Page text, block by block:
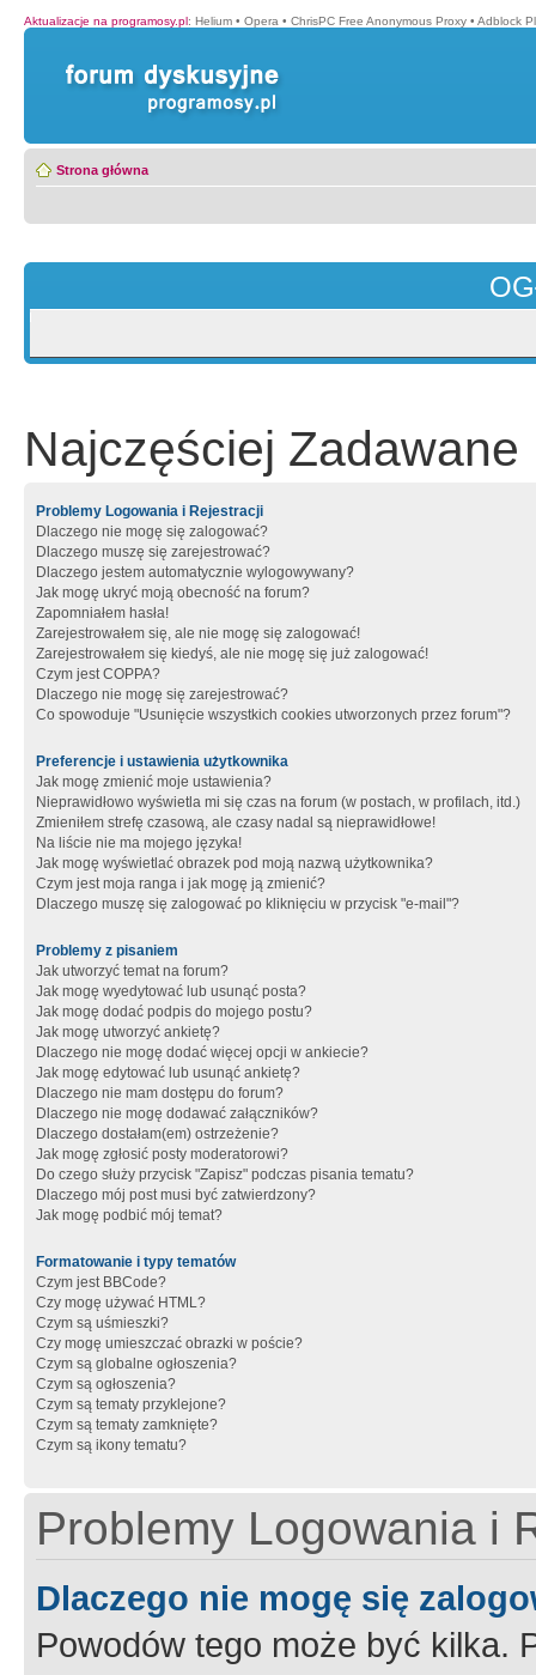
Aktualizacje na programosy.pl: Helium • Opera • ChrisPC Free Anonymous Proxy • Adblock
Strona główna
Najczęściej Zadawane
Problemy Logowania i Rejestracji
Dlaczego nie mogę się zalogować?
Dlaczego muszę się zarejestrować?
Dlaczego jestem automatycznie wylogowywany?
Jak mogę ukryć moją obecność na forum?
Zapomniałem hasła!
Zarejestrowałem się, ale nie mogę się zalogować!
Zarejestrowałem się kiedyś, ale nie mogę się już zalogować!
Czym jest COPPA?
Dlaczego nie mogę się zarejestrować?
Co spowoduje "Usunięcie wszystkich cookies utworzonych przez forum"?
Preferencje i ustawienia użytkownika
Jak mogę zmienić moje ustawienia?
Nieprawidłowo wyświetla mi się czas na forum (w postach, w profilach, itd.)
Zmieniłem strefę czasową, ale czasy nadal są nieprawidłowe!
Na liście nie ma mojego języka!
Jak mogę wyświetlać obrazek pod moją nazwą użytkownika?
Czym jest moja ranga i jak mogę ją zmienić?
Dlaczego muszę się zalogować po kliknięciu w przycisk "e-mail"?
Problemy z pisaniem
Jak utworzyć temat na forum?
Jak mogę wyedytować lub usunąć posta?
Jak mogę dodać podpis do mojego postu?
Jak mogę utworzyć ankietę?
Dlaczego nie mogę dodać więcej opcji w ankiecie?
Jak mogę edytować lub usunąć ankietę?
Dlaczego nie mam dostępu do forum?
Dlaczego nie mogę dodawać załączników?
Dlaczego dostałam(em) ostrzeżenie?
Jak mogę zgłosić posty moderatorowi?
Do czego służy przycisk "Zapisz" podczas pisania tematu?
Dlaczego mój post musi być zatwierdzony?
Jak mogę podbić mój temat?
Formatowanie i typy tematów
Czym jest BBCode?
Czy mogę używać HTML?
Czym są uśmieszki?
Czy mogę umieszczać obrazki w poście?
Czym są globalne ogłoszenia?
Czym są ogłoszenia?
Czym są tematy przyklejone?
Czym są tematy zamknięte?
Czym są ikony tematu?
Problemy Logowania i
Dlaczego nie mogę się
Powodów tego może być kilka.